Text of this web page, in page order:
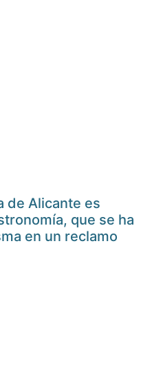
de Alicante es
que se ha
en un reclamo